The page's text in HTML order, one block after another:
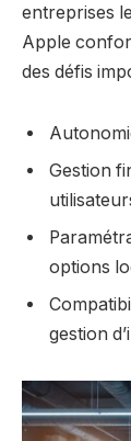
entreprises
Apple
des défis
Gestion
options
gestion